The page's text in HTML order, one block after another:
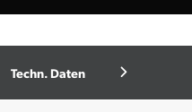
Techn. Daten